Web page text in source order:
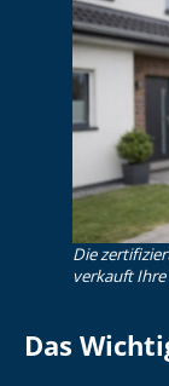
Die
verkauft
Das